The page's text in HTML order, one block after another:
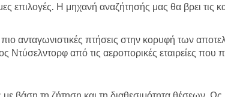
επιλογές. Η μηχανή αναζήτησής μας θα βρει τις
ανταγωνιστικές πτήσεις στην κορυφή των
από τις αεροπορικές εταιρείες που